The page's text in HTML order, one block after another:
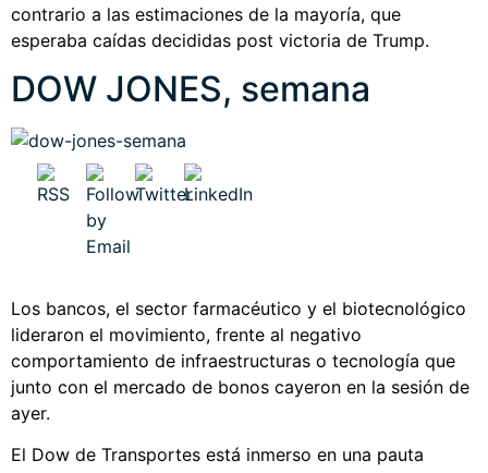
contrario a las estimaciones de la mayoría, que
esperaba caídas decididas post victoria de Trump.
DOW JONES, semana
Los bancos, el sector farmacéutico y el biotecnológico
lideraron el movimiento, frente al negativo
comportamiento de infraestructuras o tecnología que
junto con el mercado de bonos cayeron en la sesión de
ayer.
El Dow de Transportes está inmerso en una pauta